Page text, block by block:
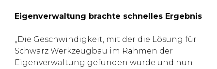
Eigenverwaltung brachte schnelles Ergebnis
„Die Geschwindigkeit, mit der die Lösung für
Schwarz Werkzeugbau im Rahmen der
Eigenverwaltung gefunden wurde und nun